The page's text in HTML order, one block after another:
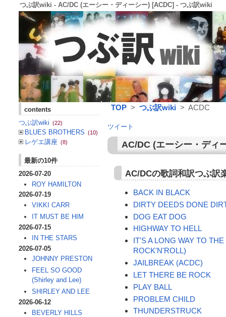
つぶ訳wiki - AC/DC (エーシー・ディーシー) [ACDC] - つぶ訳wiki
TOP > つぶ訳wiki > ACDC
ツイート
AC/DC (エーシー・ディ
AC/DCの歌詞和訳つぶ訳
BACK IN BLACK
DIRTY DEEDS DONE
DOG EAT DOG
HIGHWAY TO HELL
IT'S A LONG WAY TO
ROCK'N'ROLL)
JAILBREAK (ACDC)
LET THERE BE ROCK
PLAY BALL
PROBLEM CHILD
THUNDERSTRUCK
contents
つぶ訳wiki (22)
BLUES BROTHERS (10)
レゲエ講座 (8)
最新の10件
2026-07-20
ROY HAMILTON
2026-07-19
VIKKI CARR
IT MUST BE HIM
2026-07-15
IN THE STARS
2026-07-05
JOHNNY PRESTON
FEEL SO GOOD
(Shirley and Lee)
SHIRLEY AND LEE
2026-06-12
BEVERLY HILLS